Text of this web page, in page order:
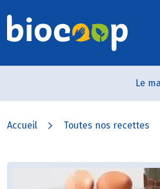
Le
Accueil Toutes nos recettes